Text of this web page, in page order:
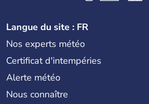
Langue du site : FR
Nos experts météo
Certificat d'intempéries
Alerte météo
Nous connaître